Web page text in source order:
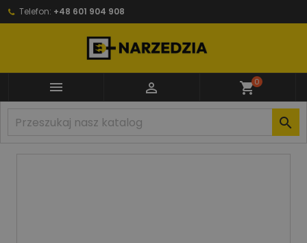
Telefon: +48 601 904 908
  shopping_cart0
